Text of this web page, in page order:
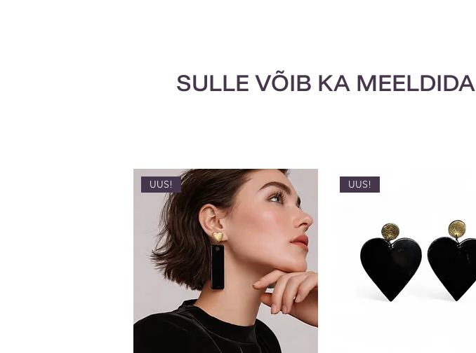
SULLE VÕIB KA MEELDIDA
UUS! UUS!